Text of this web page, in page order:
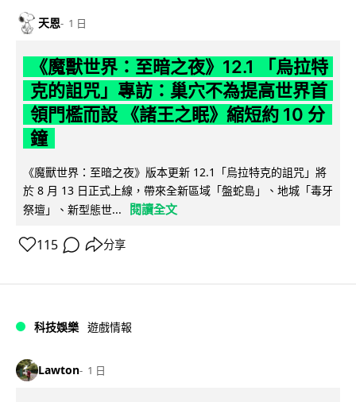
天恩 1 日
《魔獸世界：至暗之夜》12.1 「烏拉特
克的詛咒」專訪：巢穴不為提高世界首
領門檻而設 《諸王之眠》縮短約 10 分
鐘
《魔獸世界：至暗之夜》版本更新 12.1「烏拉特克的詛咒」將
於 8 月 13 日正式上線，帶來全新區域「盤蛇島」、地城「毒牙
祭壇」、新型態世...
閱讀全文
115 分享
科技娛樂 遊戲情報
Lawton 1 日